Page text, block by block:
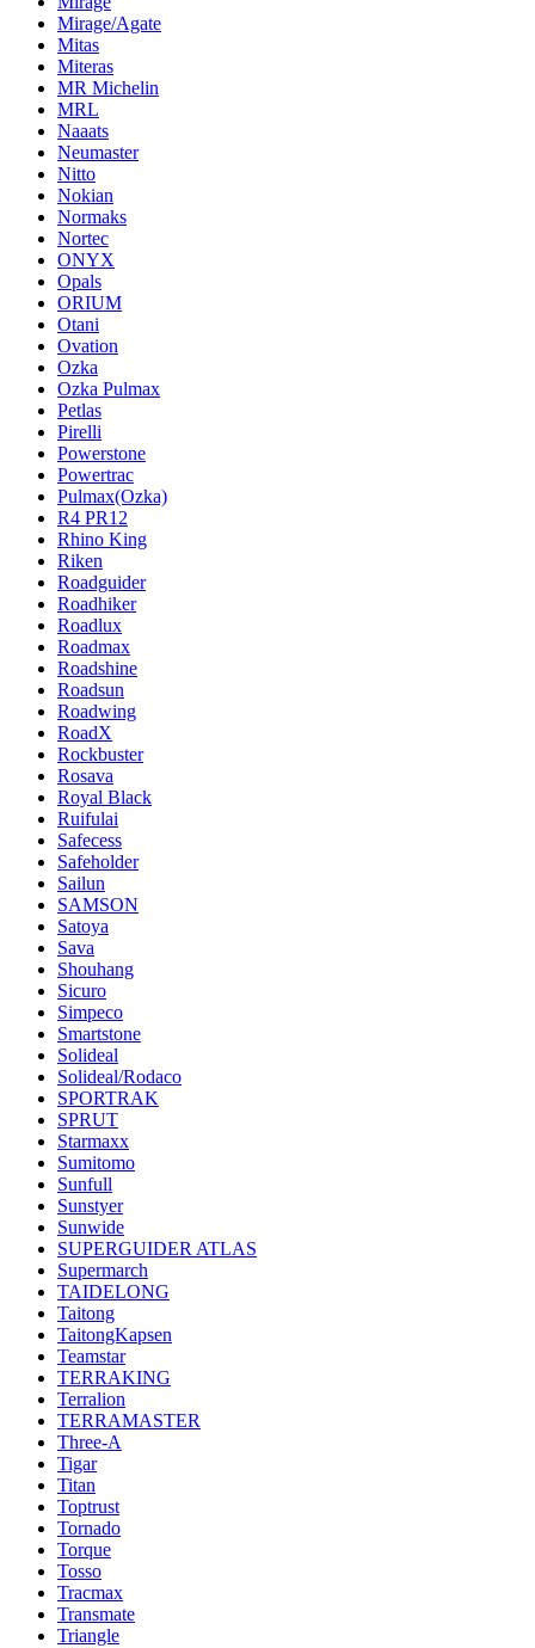
Mirage/Agate
Mitas
Miteras
MR Michelin
MRL
Naaats
Neumaster
Nitto
Nokian
Normaks
Nortec
ONYX
Opals
ORIUM
Otani
Ovation
Ozka
Ozka Pulmax
Petlas
Pirelli
Powerstone
Powertrac
Pulmax(Ozka)
R4 PR12
Rhino King
Riken
Roadguider
Roadhiker
Roadlux
Roadmax
Roadshine
Roadsun
Roadwing
RoadX
Rockbuster
Rosava
Royal Black
Ruifulai
Safecess
Safeholder
Sailun
SAMSON
Satoya
Sava
Shouhang
Sicuro
Simpeco
Smartstone
Solideal
Solideal/Rodaco
SPORTRAK
SPRUT
Starmaxx
Sumitomo
Sunfull
Sunstyer
Sunwide
SUPERGUIDER ATLAS
Supermarch
TAIDELONG
Taitong
TaitongKapsen
Teamstar
TERRAKING
Terralion
TERRAMASTER
Three-A
Tigar
Titan
Toptrust
Tornado
Torque
Tosso
Tracmax
Transmate
Triangle